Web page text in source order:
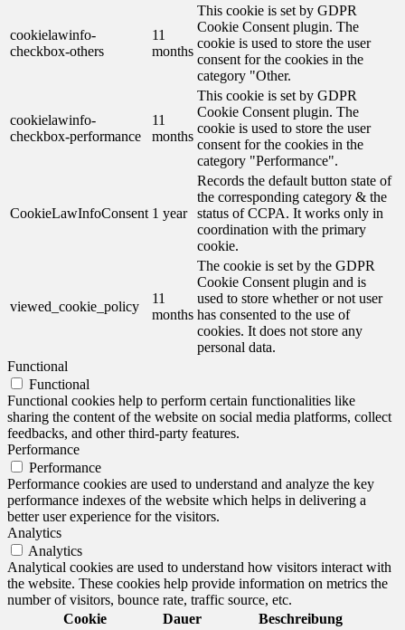
cookielawinfo-
checkbox-others
11
months
This cookie is set by GDPR
Cookie Consent plugin. The
cookie is used to store the user
consent for the cookies in the
category "Other.
cookielawinfo-
checkbox-performance
11
months
This cookie is set by GDPR
Cookie Consent plugin. The
cookie is used to store the user
consent for the cookies in the
category "Performance".
CookieLawInfoConsent 1 year
Records the default button state of
the corresponding category & the
status of CCPA. It works only in
coordination with the primary
cookie.
viewed_cookie_policy
11
months
The cookie is set by the GDPR
Cookie Consent plugin and is
used to store whether or not user
has consented to the use of
cookies. It does not store any
personal data.
Functional
Functional
Functional cookies help to perform certain functionalities like
sharing the content of the website on social media platforms, collect
feedbacks, and other third-party features.
Performance
Performance
Performance cookies are used to understand and analyze the key
performance indexes of the website which helps in delivering a
better user experience for the visitors.
Analytics
Analytics
Analytical cookies are used to understand how visitors interact with
the website. These cookies help provide information on metrics the
number of visitors, bounce rate, traffic source, etc.
Cookie
Dauer Beschreibung